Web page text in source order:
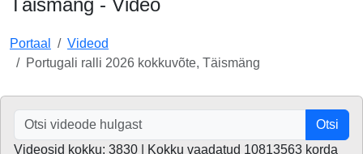
Täismäng - Video
Portaal
Videod
Portugali ralli 2026 kokkuvõte, Täismäng
Otsi
Videosid kokku: 3830 | Kokku vaadatud 10813563 korda